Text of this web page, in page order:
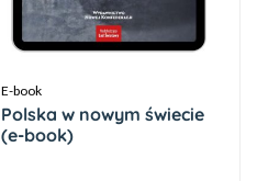
E-book
Polska w nowym świecie
(e-book)